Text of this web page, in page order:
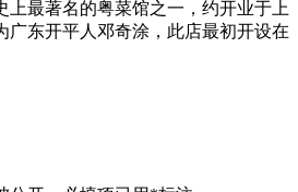
上最著名的粤菜馆之一，约开业于上
广东开平人邓奇涂，此店最初开设在